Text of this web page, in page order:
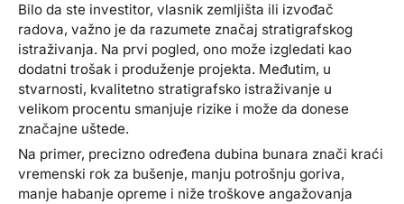
Bilo da ste investitor, vlasnik zemljišta ili izvođač
radova, važno je da razumete značaj stratigrafskog
istraživanja. Na prvi pogled, ono može izgledati kao
dodatni trošak i produženje projekta. Međutim, u
stvarnosti, kvalitetno stratigrafsko istraživanje u
velikom procentu smanjuje rizike i može da donese
značajne uštede.
Na primer, precizno određena dubina bunara znači kraći
vremenski rok za bušenje, manju potrošnju goriva,
manje habanje opreme i niže troškove angažovanja